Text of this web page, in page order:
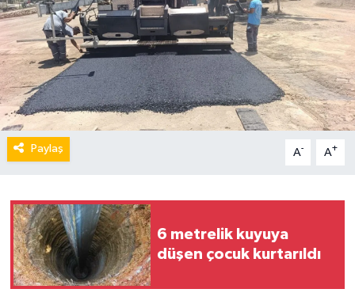
Paylaş A- A+
6 metrelik kuyuya
düşen çocuk kurtarıldı